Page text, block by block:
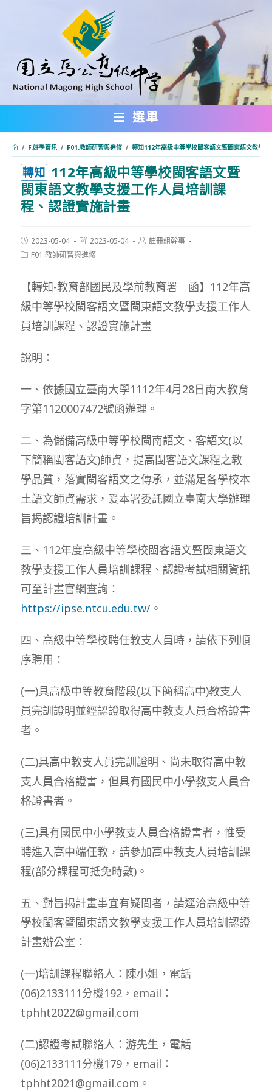
內
選單
/ F.好學資訊 / F01.教師研習與進修 / 轉知112年高級中等學校閩客語文暨閩東語文教學
轉知 112年高級中等學校閩客語文暨
閩東語文教學支援工作人員培訓課
程、認證實施計畫
Post
published:
2023-05-04
Post
last
modified:
2023-05-04
Post註冊組幹事
PostF01.教師研習與進修
【轉知-教育部國民及學前教育署 函】112年高
級中等學校閩客語文暨閩東語文教學支援工作人
員培訓課程、認證實施計畫
說明：
一、依據國立臺南大學1112年4月28日南大教育
字第1120007472號函辦理。
二、為儲備高級中等學校閩南語文、客語文(以
下簡稱閩客語文)師資，提高閩客語文課程之教
學品質，落實閩客語文之傳承，並滿足各學校本
土語文師資需求，爰本署委託國立臺南大學辦理
旨揭認證培訓計畫。
三、112年度高級中等學校閩客語文暨閩東語文
教學支援工作人員培訓課程、認證考試相關資訊
可至計畫官網查詢：
https://ipse.ntcu.edu.tw/。
四、高級中等學校聘任教支人員時，請依下列順
序聘用：
(一)具高級中等教育階段(以下簡稱高中)教支人
員完訓證明並經認證取得高中教支人員合格證書
者。
(二)具高中教支人員完訓證明、尚未取得高中教
支人員合格證書，但具有國民中小學教支人員合
格證書者。
(三)具有國民中小學教支人員合格證書者，惟受
聘進入高中端任教，請參加高中教支人員培訓課
程(部分課程可抵免時數)。
五、對旨揭計畫事宜有疑問者，請逕洽高級中等
學校閩客暨閩東語文教學支援工作人員培訓認證
計畫辦公室：
(一)培訓課程聯絡人：陳小姐，電話
(06)2133111分機192，email：
tphht2022@gmail.com
(二)認證考試聯絡人：游先生，電話
(06)2133111分機179，email：
tphht2021@gmail.com。